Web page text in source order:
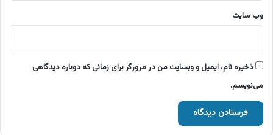
وب‌ سایت
ذخیره نام، ایمیل و وبسایت من در مرورگر برای زمانی که دوباره دیدگاهی
می‌نویسم.